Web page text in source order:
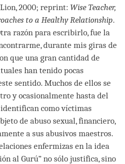
2000; reprint: Wise Teacher,
to a Healthy Relationship.
razón para escribirlo, fue la
durante mis giras de
que una gran cantidad de
han tenido pocas
sentido. Muchos de ellos se
y ocasionalmente hasta del
como víctimas
de abuso sexual, financiero,
a sus abusivos maestros.
enfermizas en la idea
al Gurú” no sólo justifica, sino